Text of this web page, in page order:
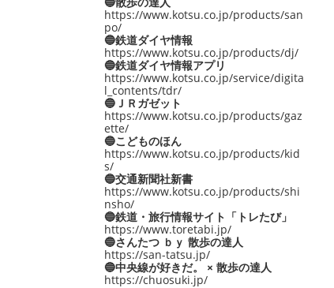
https://www.kotsu.co.jp/products/san
po/
🔵鉄道ダイヤ情報
https://www.kotsu.co.jp/products/dj/
🔵鉄道ダイヤ情報アプリ
https://www.kotsu.co.jp/service/digita
l_contents/tdr/
🔵ＪＲガゼット
https://www.kotsu.co.jp/products/gaz
ette/
🔵こどものほん
https://www.kotsu.co.jp/products/kid
s/
🔵交通新聞社新書
https://www.kotsu.co.jp/products/shi
nsho/
🔵鉄道・旅行情報サイト「トレたび」
https://www.toretabi.jp/
🔵さんたつ ｂｙ 散歩の達人
https://san-tatsu.jp/
🔵中央線が好きだ。 × 散歩の達人
https://chuosuki.jp/